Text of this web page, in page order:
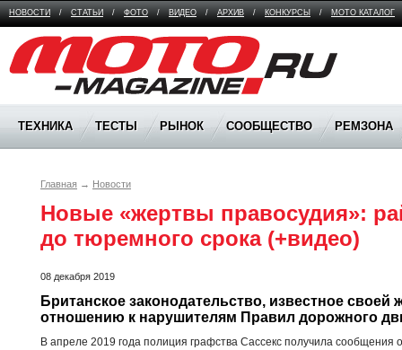
НОВОСТИ / СТАТЬИ / ФОТО / ВИДЕО / АРХИВ / КОНКУРСЫ / МОТО КАТАЛОГ
Moto Magazine
ТЕХНИКА ТЕСТЫ РЫНОК СООБЩЕСТВО РЕМЗОНА
Главная → Новости
Новые «жертвы правосудия»:
до тюремного срока (+видео)
08 декабря 2019
Британское законодательство, известное своей
отношению к нарушителям Правил дорожного
В апреле 2019 года полиция графства Сассекс получила